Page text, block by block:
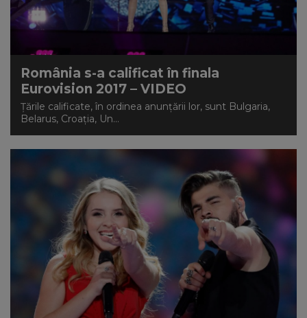
România s-a calificat în finala
Eurovision 2017 – VIDEO
Țările calificate, în ordinea anunțării lor, sunt Bulgaria,
Belarus, Croația, Un...